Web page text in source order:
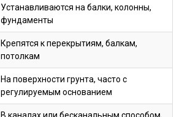
Устанавливаются на балки, колонны,
фундаменты
Крепятся к перекрытиям, балкам,
потолкам
На поверхности грунта, часто с
регулируемым основанием